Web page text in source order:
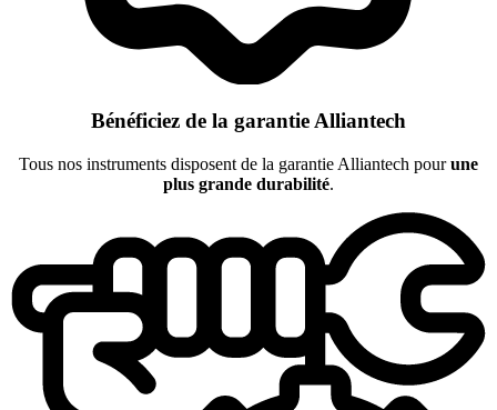
Bénéficiez de la garantie Alliantech
Tous nos instruments disposent de la garantie Alliantech pourune
plus grande durabilité.